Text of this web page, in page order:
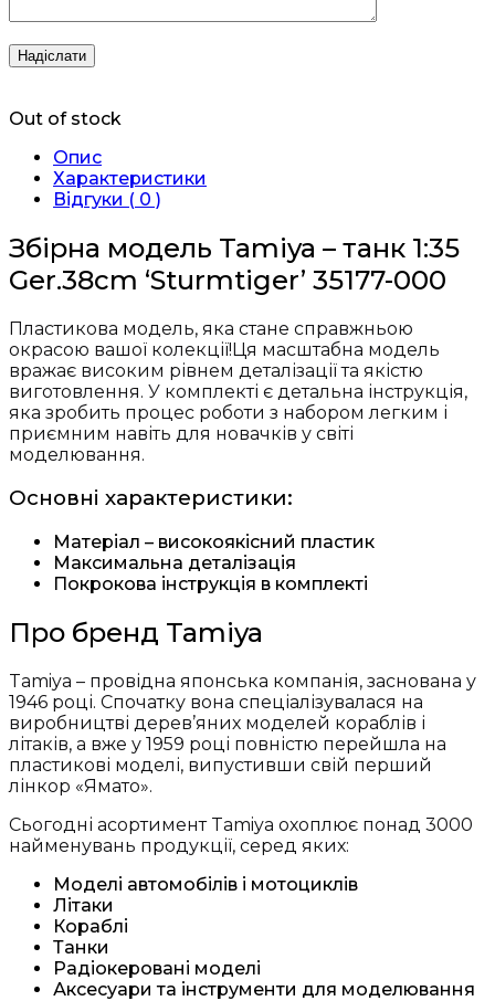
Out of stock
Опис
Характеристики
Відгуки ( 0 )
Збірна модель Tamiya – танк 1:35
Ger.38cm ‘Sturmtiger’ 35177-000
Пластикова модель, яка стане справжньою
окрасою вашої колекції!Ця масштабна модель
вражає високим рівнем деталізації та якістю
виготовлення. У комплекті є детальна інструкція,
яка зробить процес роботи з набором легким і
приємним навіть для новачків у світі
моделювання.
Основні характеристики:
Матеріал – високоякісний пластик
Максимальна деталізація
Покрокова інструкція в комплекті
Про бренд Tamiya
Tamiya – провідна японська компанія, заснована у
1946 році. Спочатку вона спеціалізувалася на
виробництві дерев’яних моделей кораблів і
літаків, а вже у 1959 році повністю перейшла на
пластикові моделі, випустивши свій перший
лінкор «Ямато».
Сьогодні асортимент Tamiya охоплює понад 3000
найменувань продукції, серед яких:
Моделі автомобілів і мотоциклів
Літаки
Кораблі
Танки
Радіокеровані моделі
Аксесуари та інструменти для моделювання